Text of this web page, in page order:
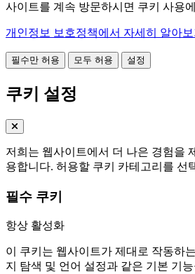
사이트를 계속 방문하시면 쿠키 사용
개인정보 보호정책에서 자세히 알아보
필수만 허용 모두 허용 설정
쿠키 설정
저희는 웹사이트에서 더 나은 경험을
용합니다. 허용할 쿠키 카테고리를 선
필수 쿠키
항상 활성화
이 쿠키는 웹사이트가 제대로 작동하
지 탐색 및 언어 설정과 같은 기본 기